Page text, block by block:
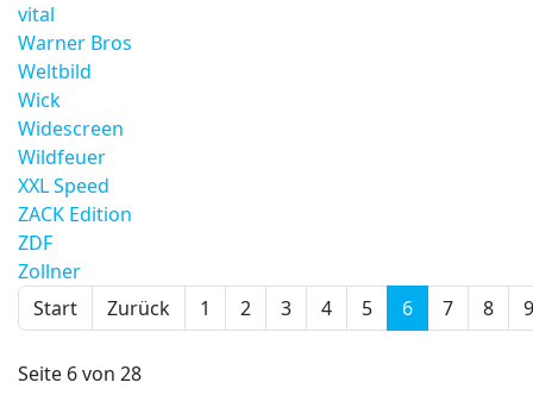
vital
Warner Bros
Weltbild
Wick
Widescreen
Wildfeuer
XXL Speed
ZACK Edition
ZDF
Zollner
Start
Zurück 1 2 3 4 5 6 7 8 9
Seite 6 von 28